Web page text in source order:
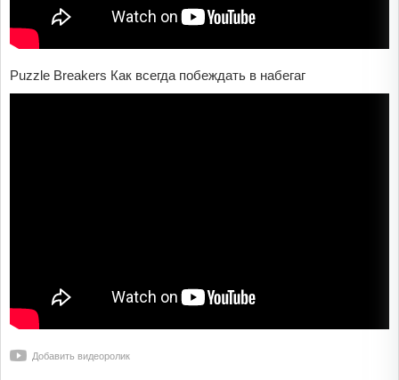
Puzzle Breakers Как всегда побеждать в набегаг
Добавить видеоролик